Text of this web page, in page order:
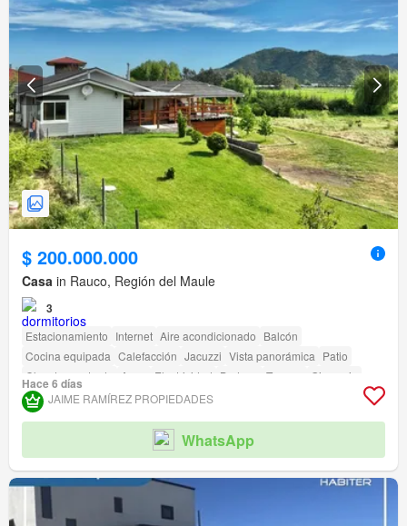
$ 200.000.000
Casa in Rauco, Región del Maule
3
Estacionamiento Internet Aire acondicionado Balcón
Cocina equipada Calefacción Jacuzzi Vista panorámica Patio
Closet empotrado
Agua Electricidad Bodega Terraza Gimnasio
Hace 6 días
JAIME RAMÍREZ PROPIEDADES
WhatsApp